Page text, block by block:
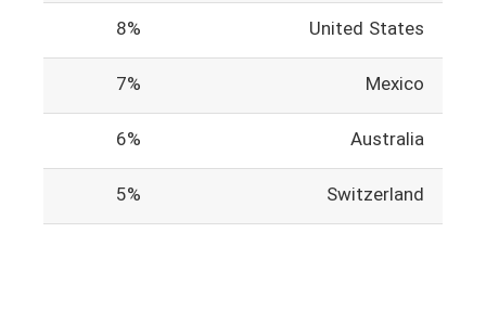
United States
8%
Mexico
7%
Australia
6%
Switzerland
5%